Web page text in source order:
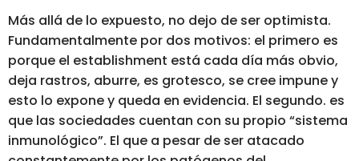
Más allá de lo expuesto, no dejo de ser optimista.
Fundamentalmente por dos motivos: el primero es
porque el establishment está cada día más obvio,
deja rastros, aburre, es grotesco, se cree impune y
esto lo expone y queda en evidencia. El segundo. es
que las sociedades cuentan con su propio “sistema
inmunológico”. El que a pesar de ser atacado